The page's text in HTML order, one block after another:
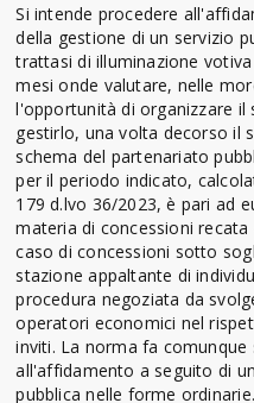
Si intende procedere
della gestione di un servizio
trattasi di illuminazione
mesi onde valutare, nelle
l'opportunità di organizzare
gestirlo, una volta decorso il
schema del partenariato
per il periodo indicato,
179 d.lvo 36/2023, è pari ad
materia di concessioni
caso di concessioni sotto
stazione appaltante di
procedura negoziata da
operatori economici nel
inviti. La norma fa comunque
all'affidamento a seguito di
pubblica nelle forme